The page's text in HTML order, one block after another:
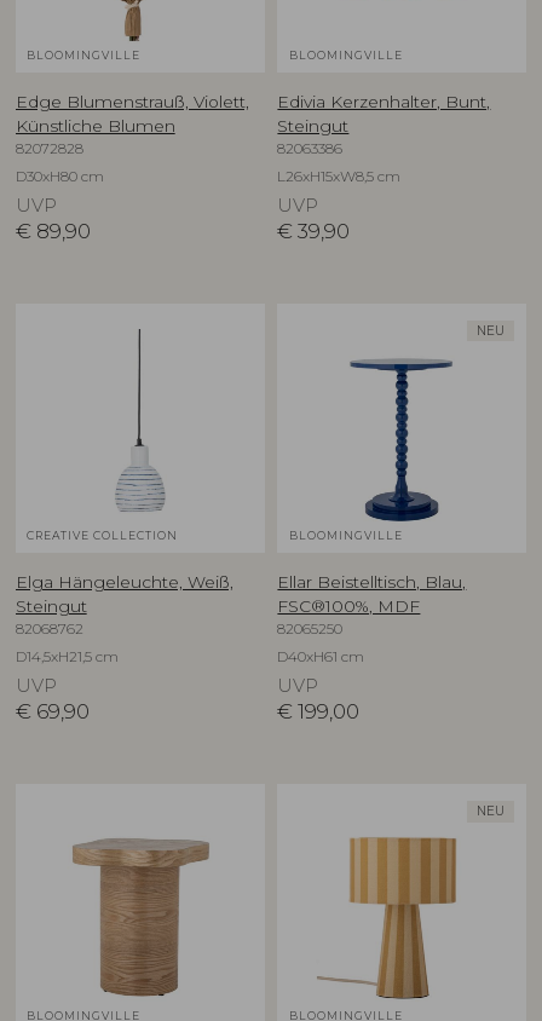
BLOOMINGVILLE
Edge Blumenstrauß, Violett,
Künstliche Blumen
82072828
D30xH80 cm
UVP
€ 89,90
BLOOMINGVILLE
Edivia Kerzenhalter, Bunt,
Steingut
82063386
L26xH15xW8,5 cm
UVP
€ 39,90
CREATIVE COLLECTION
Elga Hängeleuchte, Weiß,
Steingut
82068762
D14,5xH21,5 cm
UVP
€ 69,90
NEU
BLOOMINGVILLE
Ellar Beistelltisch, Blau,
FSC®100%, MDF
82065250
D40xH61 cm
UVP
€ 199,00
BLOOMINGVILLE
NEU
BLOOMINGVILLE